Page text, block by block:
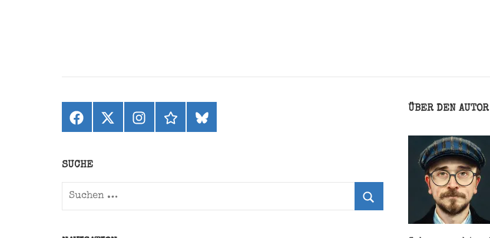
Facebook
X
(ehemals
Instagramthreadsbluesky
SUCHE
Suchen
ÜBER DEN AUTOR